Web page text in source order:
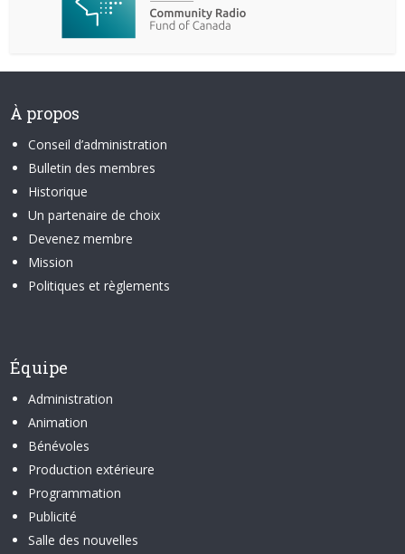
À propos
Conseil d’administration
Bulletin des membres
Historique
Un partenaire de choix
Devenez membre
Mission
Politiques et règlements
Équipe
Administration
Animation
Bénévoles
Production extérieure
Programmation
Publicité
Salle des nouvelles